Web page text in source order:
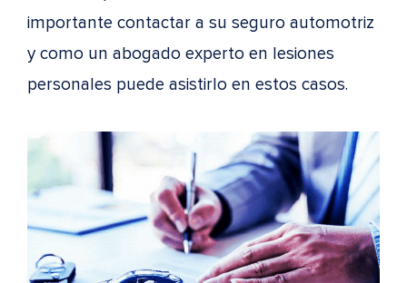
importante contactar a su seguro automotriz
y como un abogado experto en lesiones
personales puede asistirlo en estos casos.